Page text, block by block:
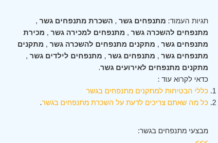
תגיות העמוד: מתנפחים גשר , השכרת מתנפחים גשר ,
מתנפחים להשכרה גשר , מתנפחים למכירה גשר , מכירת
מתנפחים גשר , מתקנים מתנפחים להשכרה גשר , מתקנים
מתנפחים גשר , מתנפחים גשר , מתנפחים לילדים גשר ,
מתקנים מתנפחים לאירועים גשר.
כדאי לקרוא עוד :
כללי הבטיחות למתקנים מתנפחים בגשר
כל מה שאתם צריכים לדעת על השכרת מתנפחים בגשר.
מבצעי מתנפחים בגשר: